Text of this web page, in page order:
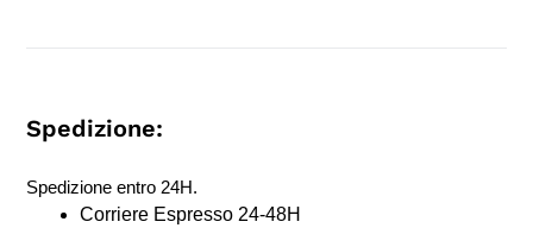
Spedizione:
Spedizione entro 24H.
Corriere Espresso 24-48H